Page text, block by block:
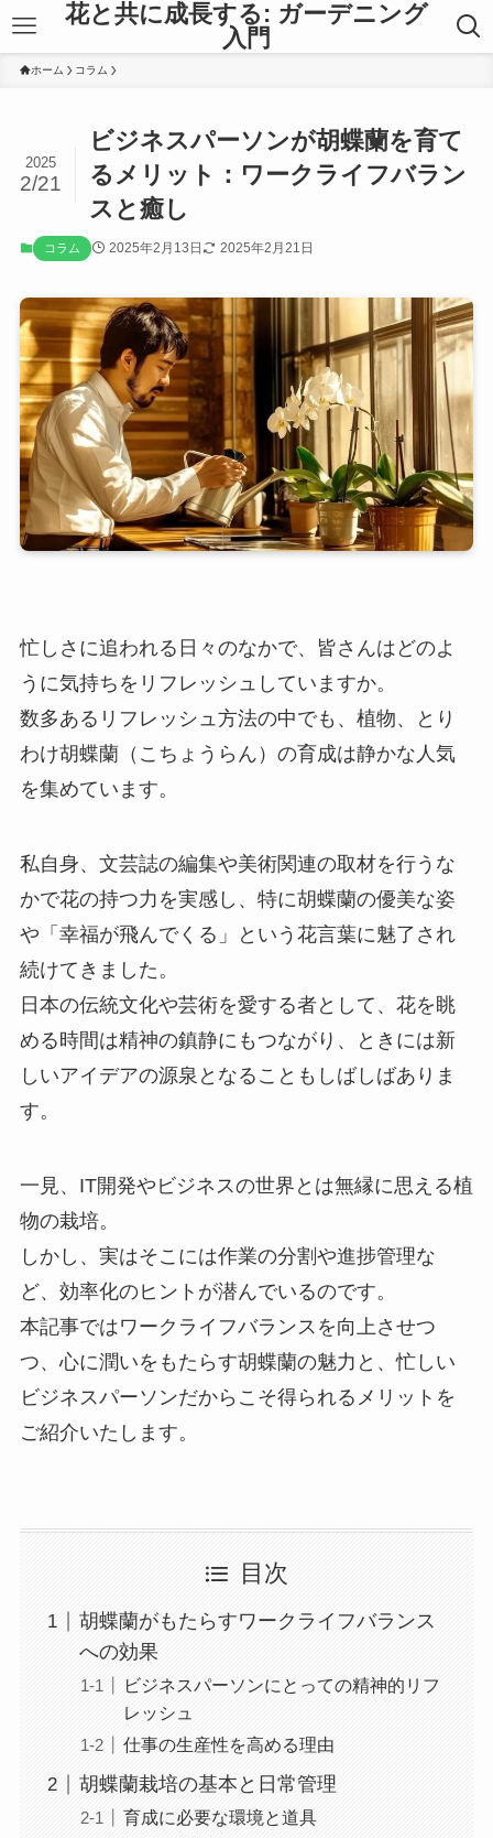
花と共に成長する: ガーデニング
入門
ホーム コラム
ビジネスパーソンが胡蝶蘭を育て
るメリット：ワークライフバラン
スと癒し
2025
2/21
コラム 2025年2月13日 2025年2月21日
忙しさに追われる日々のなかで、皆さんはどのよ
うに気持ちをリフレッシュしていますか。
数多あるリフレッシュ方法の中でも、植物、とり
わけ胡蝶蘭（こちょうらん）の育成は静かな人気
を集めています。
私自身、文芸誌の編集や美術関連の取材を行うな
かで花の持つ力を実感し、特に胡蝶蘭の優美な姿
や「幸福が飛んでくる」という花言葉に魅了され
続けてきました。
日本の伝統文化や芸術を愛する者として、花を眺
める時間は精神の鎮静にもつながり、ときには新
しいアイデアの源泉となることもしばしばありま
す。
一見、IT開発やビジネスの世界とは無縁に思える植
物の栽培。
しかし、実はそこには作業の分割や進捗管理な
ど、効率化のヒントが潜んでいるのです。
本記事ではワークライフバランスを向上させつ
つ、心に潤いをもたらす胡蝶蘭の魅力と、忙しい
ビジネスパーソンだからこそ得られるメリットを
ご紹介いたします。
目次
胡蝶蘭がもたらすワークライフバランス
への効果
ビジネスパーソンにとっての精神的リフ
レッシュ
仕事の生産性を高める理由
胡蝶蘭栽培の基本と日常管理
育成に必要な環境と道具